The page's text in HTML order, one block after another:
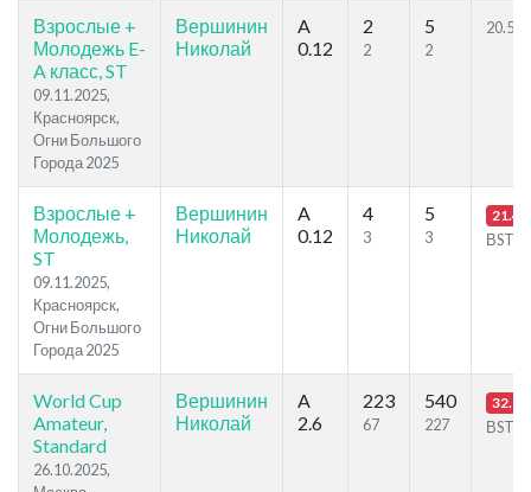
Взрослые +
Молодежь E-
A класс, ST
09.11.2025,
Красноярск,
Огни Большого
Города 2025
Вершинин
Николай
A
0.12
2
2
5
2
20.57
Взрослые +
Молодежь,
ST
09.11.2025,
Красноярск,
Огни Большого
Города 2025
Вершинин
Николай
A
0.12
4
3
5
3
21.49
ВST
World Cup
Amateur,
Standard
26.10.2025,
Вершинин
Николай
A
2.6
223
67
540
227
32.85
ВST